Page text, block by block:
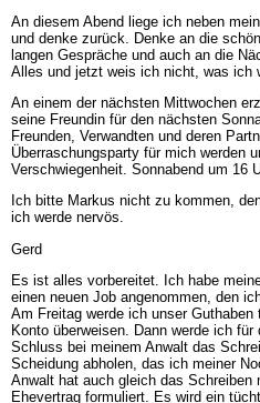
An diesem Abend liege ich neben
und denke zurück. Denke an die
langen Gespräche und auch an die
Alles und jetzt weis ich nicht, was ich
An einem der nächsten Mittwochen
seine Freundin für den nächsten
Freunden, Verwandten und deren
Überraschungsparty für mich werden
Verschwiegenheit. Sonnabend um 16
Ich bitte Markus nicht zu kommen,
ich werde nervös.
Gerd
Es ist alles vorbereitet. Ich habe
einen neuen Job angenommen, den
Am Freitag werde ich unser
Konto überweisen. Dann werde ich
Schluss bei meinem Anwalt das
Scheidung abholen, das ich meiner
Anwalt hat auch gleich das Schreiben
Ehevertrag formuliert. Es wird ein